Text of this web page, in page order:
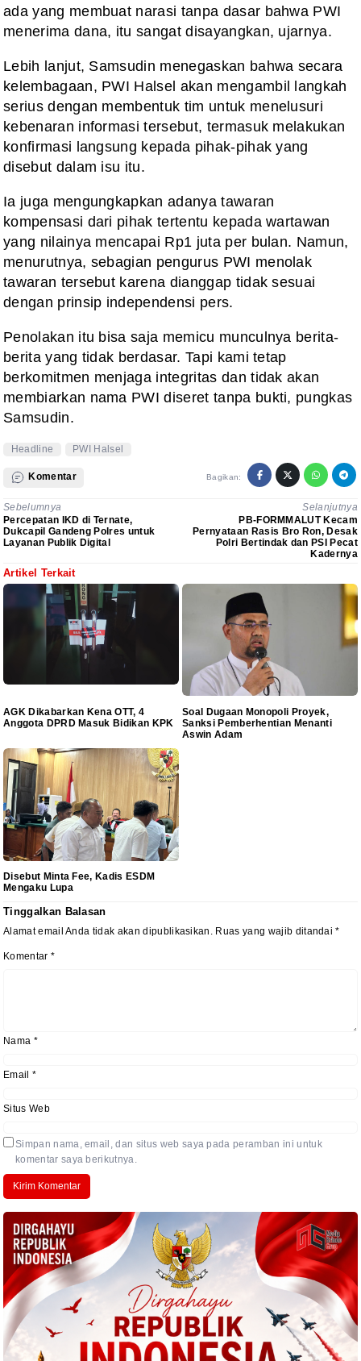
ada yang membuat narasi tanpa dasar bahwa PWI
menerima dana, itu sangat disayangkan, ujarnya.
‎‎Lebih lanjut, Samsudin menegaskan bahwa secara
kelembagaan, PWI Halsel akan mengambil langkah
serius dengan membentuk tim untuk menelusuri
kebenaran informasi tersebut, termasuk melakukan
konfirmasi langsung kepada pihak-pihak yang
disebut dalam isu itu.
‎Ia juga mengungkapkan adanya tawaran
kompensasi dari pihak tertentu kepada wartawan
yang nilainya mencapai Rp1 juta per bulan. Namun,
menurutnya, sebagian pengurus PWI menolak
tawaran tersebut karena dianggap tidak sesuai
dengan prinsip independensi pers.
‎Penolakan itu bisa saja memicu munculnya berita-
berita yang tidak berdasar. Tapi kami tetap
berkomitmen menjaga integritas dan tidak akan
membiarkan nama PWI diseret tanpa bukti, pungkas
Samsudin.
Headline PWI Halsel
Komentar Bagikan:
Sebelumnya
Percepatan IKD di Ternate,
Dukcapil Gandeng Polres untuk
Layanan Publik Digital
Selanjutnya
PB-FORMMALUT Kecam
Pernyataan Rasis Bro Ron, Desak
Polri Bertindak dan PSI Pecat
Kadernya
Artikel Terkait
AGK Dikabarkan Kena OTT, 4
Anggota DPRD Masuk Bidikan KPK
Soal Dugaan Monopoli Proyek,
Sanksi Pemberhentian Menanti
Aswin Adam
Disebut Minta Fee, Kadis ESDM
Mengaku Lupa
Tinggalkan Balasan
Alamat email Anda tidak akan dipublikasikan. Ruas yang wajib ditandai*
Komentar *
Nama *
Email *
Situs Web
Simpan nama, email, dan situs web saya pada peramban ini untuk
komentar saya berikutnya.